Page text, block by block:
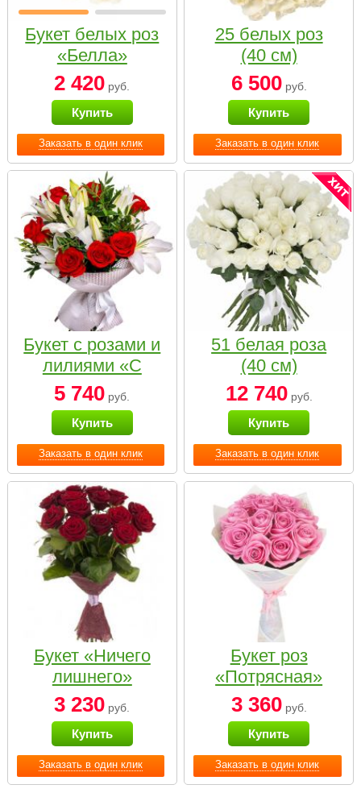
Заказать в один клик
Букет белых роз
«Белла»
2 420 руб.
Купить
Заказать в один клик
25 белых роз
(40 см)
6 500руб.
Купить
Заказать в один клик
Букет с розами и
лилиями «С
наилучшими
пожеланиями»
5 740 руб.
Купить
Заказать в один клик
51 белая роза
(40 см)
12 740руб.
Купить
Заказать в один клик
Букет «Ничего
лишнего»
3 230 руб.
Купить
Заказать в один клик
Букет роз
«Потрясная»
3 360руб.
Купить